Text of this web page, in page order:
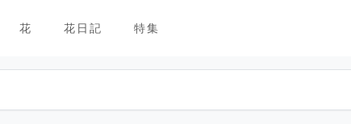
花 花日記 特集